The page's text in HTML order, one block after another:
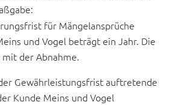
für Mängelansprüche
und Vogel beträgt ein Jahr. Die
der Abnahme.
Gewährleistungsfrist auftretende
Kunde Meins und Vogel